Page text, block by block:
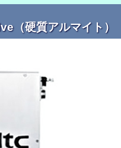
（硬質アルマイト）